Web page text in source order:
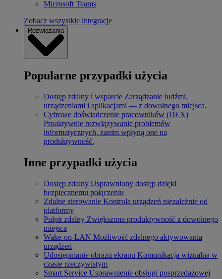
Microsoft Teams
Zobacz wszystkie integracje
Rozwiązania
Popularne przypadki użycia
Dostęp zdalny i wsparcie Zarządzanie ludźmi,
urządzeniami i aplikacjami — z dowolnego miejsca.
Cyfrowe doświadczenie pracowników (DEX)
Proaktywnie rozwiązywanie problemów
informatycznych, zanim wpłyną one na
produktywność.
Inne przypadki użycia
Dostęp zdalny Usprawniony dostęp dzięki
bezpiecznemu połączeniu
Zdalne sterowanie Kontrola urządzeń niezależnie od
platformy
Pulpit zdalny Zwiększona produktywność z dowolnego
miejsca
Wake-on-LAN Możliwość zdalnego aktywowania
urządzeń
Udostępnianie obrazu ekranu Komunikacja wizualna w
czasie rzeczywistym
Smart Service Usprawnienie obsługi posprzedażowej